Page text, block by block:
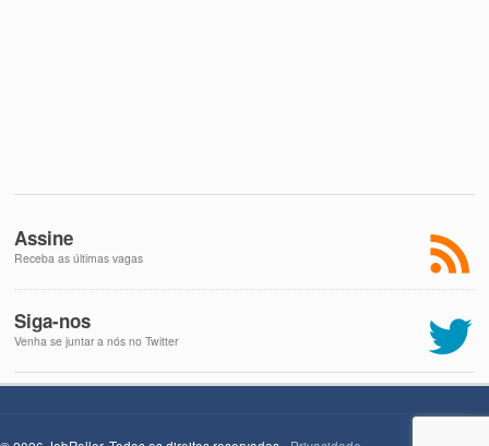
Assine
Receba as últimas vagas
Siga-nos
Venha se juntar a nós no Twitter